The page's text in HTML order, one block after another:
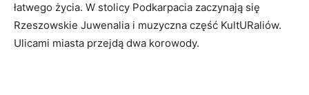
łatwego życia. W stolicy Podkarpacia zaczynają się
Rzeszowskie Juwenalia i muzyczna część KultURaliów.
Ulicami miasta przejdą dwa korowody.